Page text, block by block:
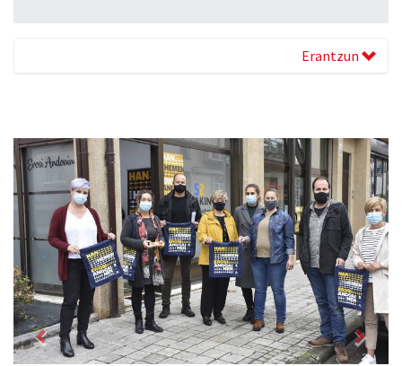
Erantzun
Previous Next